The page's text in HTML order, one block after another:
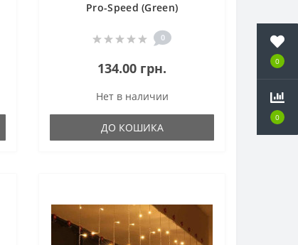
0
0
Pro-Speed (Green)
0
134.00 грн.
Нет в наличии
ДО КОШИКА